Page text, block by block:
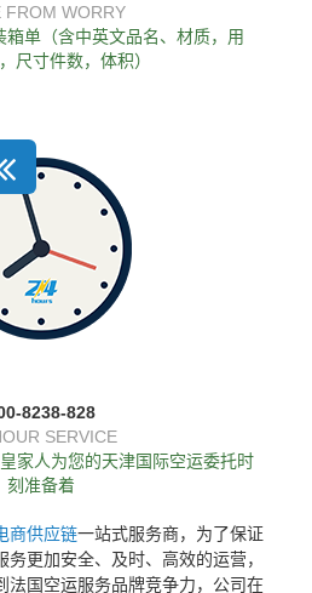
FROM WORRY
单（含中英文品名、材质，用
尺寸件数，体积）
8238-828
SERVICE
家人为您的天津国际空运委托时
刻准备着
商供应链一站式服务商，为了保证
更加安全、及时、高效的运营，
法国空运服务品牌竞争力，公司在